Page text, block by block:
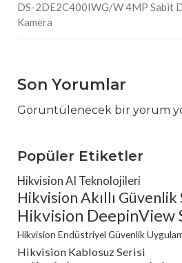
DS-2DE2C400IWG/W 4MP Sabit
Kamera
Son Yorumlar
Görüntülenecek bir yorum
Popüler Etiketler
Hikvision AI Teknolojileri
Hikvision Akıllı
Hikvision DeepinView
Hikvision Endüstriyel Güvenlik
Hikvision Kablosuz Serisi